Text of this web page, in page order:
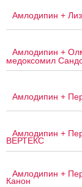
Амлодипин +
Амлодипин +
медоксомил
Амлодипин +
Амлодипин +
ВЕРТЕКС
Амлодипин +
Канон